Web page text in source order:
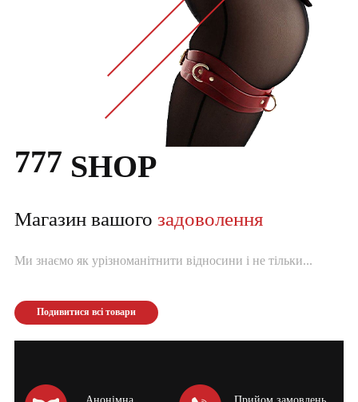
777 SHOP
Магазин вашого задоволення
Ми знаємо як урізноманітнити відносини і не тільки...
Подивитися всі товари